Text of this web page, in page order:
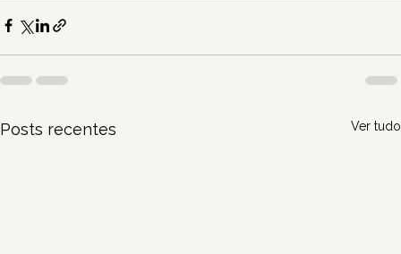
Posts recentes Ver tudo